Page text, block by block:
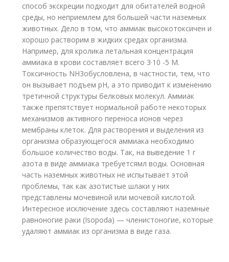
способ экскреции подходит для обитателей водной
среды, но неприемлем для большей части наземных
животных. Дело в том, что аммиак высокотоксичен и
хорошо растворим в жидких средах организма.
Например, для кролика летальная концентрация
аммиака в крови составляет всего 3·10 -5 M.
Токсичность NH3обусловлена, в частности, тем, что
он вызывает подъем рН, а это приводит к изменению
третичной структуры белковых молекул. Аммиак
также препятствует нормальной работе некоторых
механизмов активного переноса ионов через
мембраны клеток. Для растворения и выделения из
организма образующегося аммиака необходимо
большое количество воды. Так, на выведение 1 г
азота в виде аммиака требуетсямл воды. Основная
часть наземных животных не испытывает этой
проблемы, так как азотистые шлаки у них
представлены мочевиной или мочевой кислотой.
Интересное исключение здесь составляют наземные
равноногие раки (Isopoda) — членистоногие, которые
удаляют аммиак из организма в виде газа.